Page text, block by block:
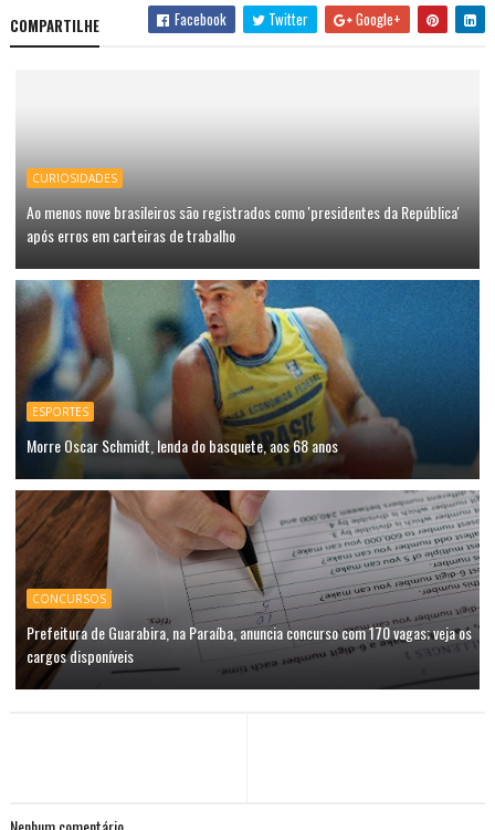
COMPARTILHE Facebook Twitter Google+
CURIOSIDADES
Ao menos nove brasileiros são registrados como 'presidentes da República'
após erros em carteiras de trabalho
ESPORTES
Morre Oscar Schmidt, lenda do basquete, aos 68 anos
CONCURSOS
Prefeitura de Guarabira, na Paraíba, anuncia concurso com 170 vagas; veja os
cargos disponíveis